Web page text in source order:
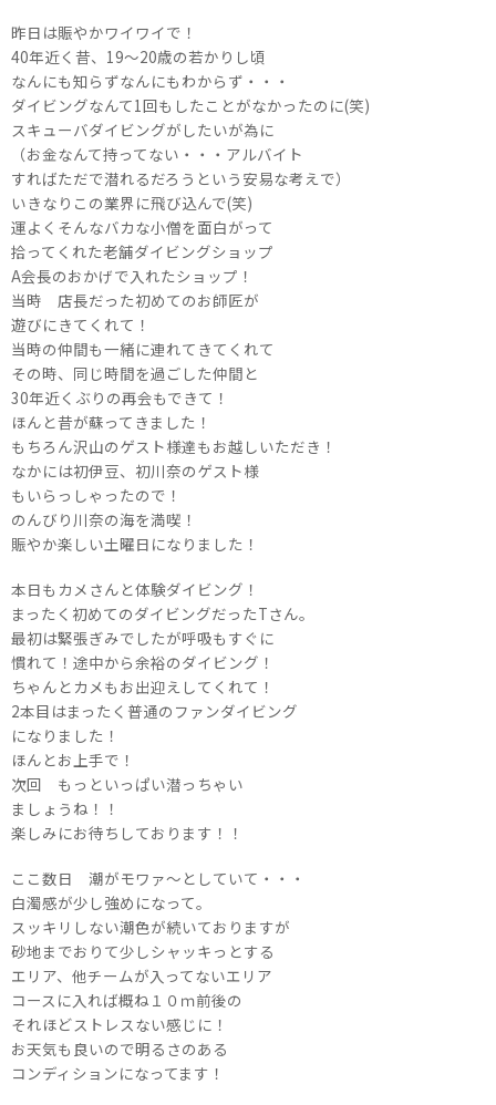
昨日は賑やかワイワイで！
40年近く昔、19～20歳の若かりし頃
なんにも知らずなんにもわからず・・・
ダイビングなんて1回もしたことがなかったのに(笑)
スキューバダイビングがしたいが為に
（お金なんて持ってない・・・アルバイト
すればただで潜れるだろうという安易な考えで）
いきなりこの業界に飛び込んで(笑)
運よくそんなバカな小僧を面白がって
拾ってくれた老舗ダイビングショップ
A会長のおかげで入れたショップ！
当時 店長だった初めてのお師匠が
遊びにきてくれて！
当時の仲間も一緒に連れてきてくれて
その時、同じ時間を過ごした仲間と
30年近くぶりの再会もできて！
ほんと昔が蘇ってきました！
もちろん沢山のゲスト様達もお越しいただき！
なかには初伊豆、初川奈のゲスト様
もいらっしゃったので！
のんびり川奈の海を満喫！
賑やか楽しい土曜日になりました！
本日もカメさんと体験ダイビング！
まったく初めてのダイビングだったTさん。
最初は緊張ぎみでしたが呼吸もすぐに
慣れて！途中から余裕のダイビング！
ちゃんとカメもお出迎えしてくれて！
2本目はまったく普通のファンダイビング
になりました！
ほんとお上手で！
次回 もっといっぱい潜っちゃい
ましょうね！！
楽しみにお待ちしております！！
ここ数日 潮がモワァ～としていて・・・
白濁感が少し強めになって。
スッキリしない潮色が続いておりますが
砂地までおりて少しシャッキっとする
エリア、他チームが入ってないエリア
コースに入れば概ね１０ｍ前後の
それほどストレスない感じに！
お天気も良いので明るさのある
コンディションになってます！